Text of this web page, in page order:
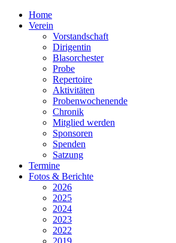
Home
Verein
Vorstandschaft
Dirigentin
Blasorchester
Probe
Repertoire
Aktivitäten
Probenwochenende
Chronik
Mitglied werden
Sponsoren
Spenden
Satzung
Termine
Fotos & Berichte
2026
2025
2024
2023
2022
2019